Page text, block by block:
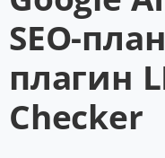
SEO-
плагин
Checker